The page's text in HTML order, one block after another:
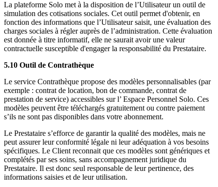
La plateforme Solo met à la disposition de l’Utilisateur un outil de
simulation des cotisations sociales. Cet outil permet d'obtenir, en
fonction des informations que l’Utilisateur saisit, une évaluation des
charges sociales à régler auprès de l’administration. Cette évaluation
est donnée à titre informatif, elle ne saurait avoir une valeur
contractuelle susceptible d'engager la responsabilité du Prestataire.
5.10 Outil de Contrathèque
Le service Contrathèque propose des modèles personnalisables (par
exemple : contrat de location, bon de commande, contrat de
prestation de service) accessibles sur l’ Espace Personnel Solo. Ces
modèles peuvent être téléchargés gratuitement ou contre paiement
s’ils ne sont pas disponibles dans votre abonnement.
Le Prestataire s’efforce de garantir la qualité des modèles, mais ne
peut assurer leur conformité légale ni leur adéquation à vos besoins
spécifiques. Le Client reconnait que ces modèles sont génériques et
complétés par ses soins, sans accompagnement juridique du
Prestataire. Il est donc seul responsable de leur pertinence, des
informations saisies et de leur utilisation.